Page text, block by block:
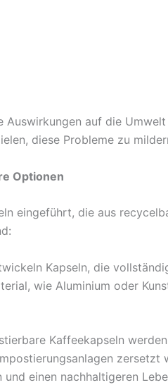
Auswirkungen auf die
diese Probleme zu
Optionen
eingeführt, die aus
Kapseln, die
wie Aluminium oder
Kaffeekapseln
zersetzt
einen nachhaltigeren